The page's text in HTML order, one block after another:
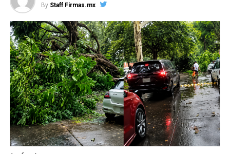
Me gusta esto:
COMPARTE ESTA INFORMACIÓN
Compártelo:
Me gusta esto:
By Staff Firmas.mx